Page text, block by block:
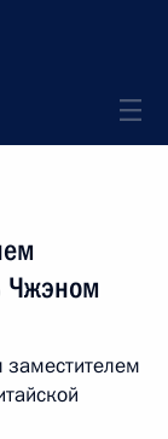
Чжэном
заместителем